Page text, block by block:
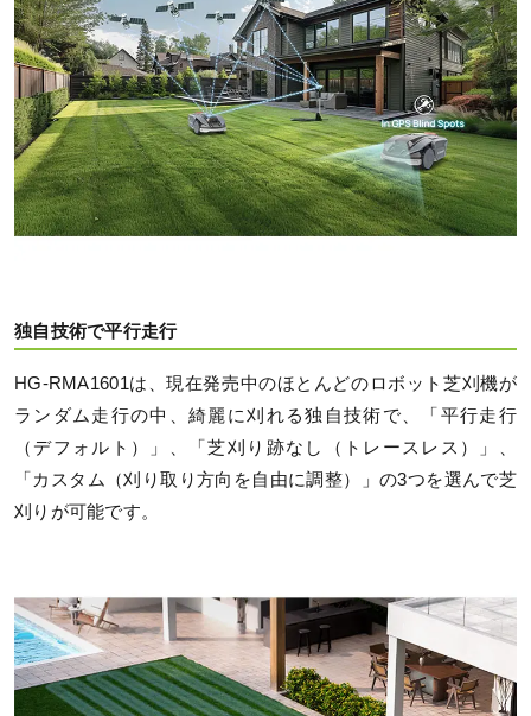
独自技術で平行走行
HG-RMA1601は、現在発売中のほとんどのロボット芝刈機が
ランダム走行の中、綺麗に刈れる独自技術で、「平行走行
（デフォルト）」、「芝刈り跡なし（トレースレス）」、
「カスタム（刈り取り方向を自由に調整）」の3つを選んで芝
刈りが可能です。